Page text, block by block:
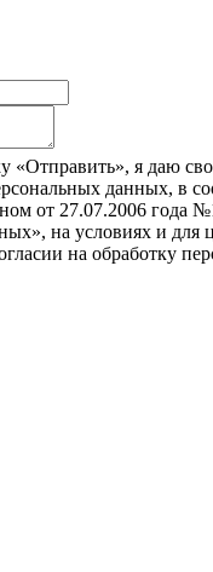
«Отправить», я даю
данных, в
от 27.07.2006 года
на условиях и для
на обработку